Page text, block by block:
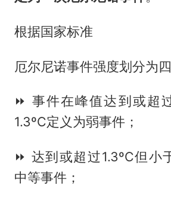
根据国家标准
厄尔尼诺事件强度划分为
⏩ 事件在峰值达到或超
1.3ºC定义为弱事件；
⏩ 达到或超过1.3ºC但小
中等事件；